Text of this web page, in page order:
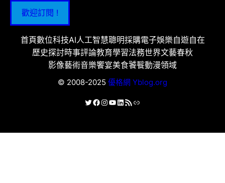
歡迎訂閱 !
首頁數位科技AI人工智慧聰明採購電子娛樂自遊自在
歷史探討時事評論教育學習法務世界文藝春秋
影像藝術音樂饗宴美食饕餮動漫領域
© 2008-2025 優格網 Yblog.org
X Facebook
Instagram
YouTube
LinkedIn
RSS 資訊提供連結